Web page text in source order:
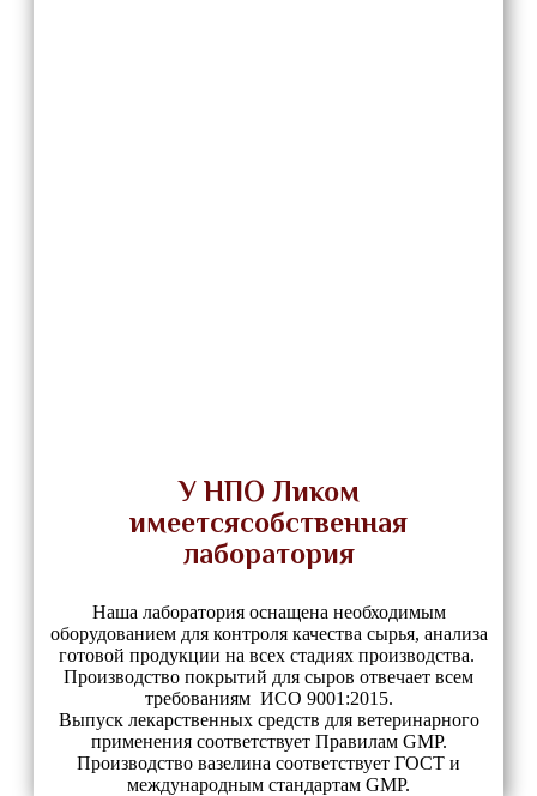
У НПО Ликом
имеетсясобственная
лаборатория
Наша лаборатория оснащена необходимым
оборудованием для контроля качества сырья, анализа
готовой продукции на всех стадиях производства.
Производство покрытий для сыров отвечает всем
требованиям ИСО 9001:2015.
Выпуск лекарственных средств для ветеринарного
применения соответствует Правилам GMP.
Производство вазелина соответствует ГОСТ и
международным стандартам GMP.